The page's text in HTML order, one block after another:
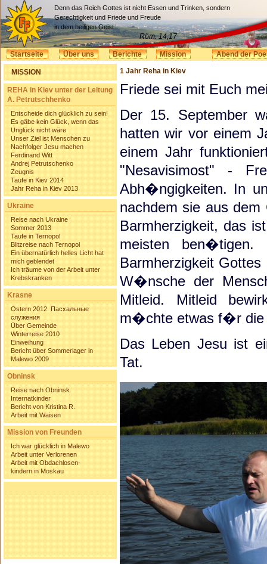
Denn das Reich Gottes ist nicht Essen und Trinken, sondern
Gerechtigkeit und Friede und Freude
in dem heiligen Geist.
Röm. 14,17
Startseite Über uns Berichte Mission Abend der
MISSION
REHA in Kiev unter der Leitung
A. Petrutschhenko
Entscheide dich glücklich zu sein!
Es gäbe kein Glück, wenn das
Unglück nicht wäre
Unser Ziel ist Menschen zu
Nachfolger Jesu machen
Ferdinand Witt
Andrej Petrutschenko
Zeugnis
Taufe in Kiev 2014
Jahr Reha in Kiev 2013
Ukraine
Reise nach Ukraine
Sommer 2013
Taufe in Ternopol
Blitzreise nach Ternopol
Ein übernatürlich helles Licht hat
mich geblendet
Ich träume von der Arbeit unter
Krebskranken
Krasne
Ostern 2012. Пасхальные
служения
Über Gemeinde
Winterreise 2010
Einweihung
Bericht über Sommerlager in
Malewo 2009
Obninsk
Reise nach Obninsk
Internatkinder
Bericht von Kristina R.
Arbeit mit Waisen
Mission von Freunden
Ich war glücklich in Malewo
Arbeit unter Verlorenen
Arbeit mit Obdachlosen-
kindern in Moskau
1 Jahr Reha in Kiev
Friede sei mit Euch
Der 15. September
hatten wir vor einem
einem Jahr
"Nesavisimost" -
Abh�ngigkeiten. In
nachdem sie aus
Barmherzigkeit, das
meisten
Barmherzigkeit
W�nsche der
Mitleid. Mitleid
m�chte etwas f�r die
Das Leben Jesu ist
Tat.